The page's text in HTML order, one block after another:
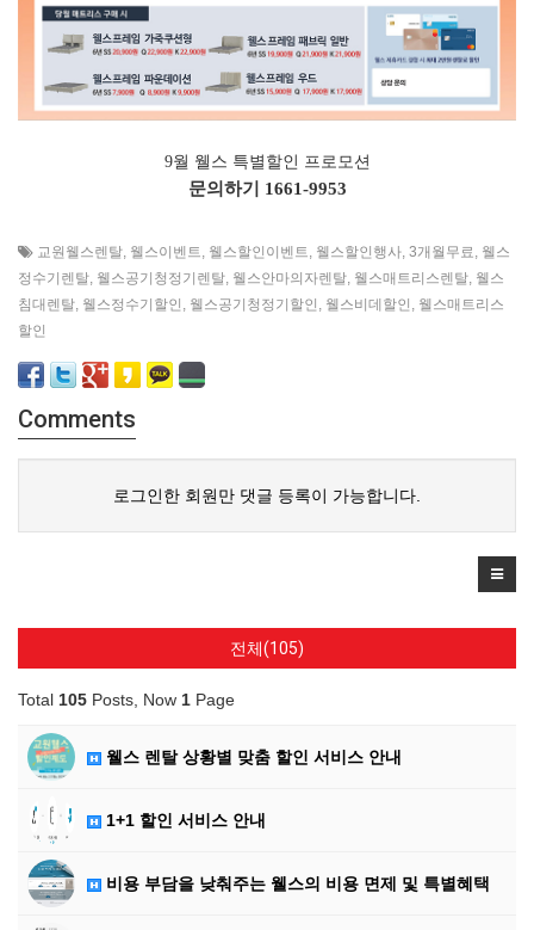
9월 웰스 특별할인 프로모션
문의하기 1661-9953
교원웰스렌탈, 웰스이벤트, 웰스할인이벤트, 웰스할인행사, 3개월무료, 웰스
정수기렌탈, 웰스공기청정기렌탈, 웰스안마의자렌탈, 웰스매트리스렌탈, 웰스
침대렌탈, 웰스정수기할인 , 웰스공기청정기할인 , 웰스비데할인 , 웰스매트리스
할인
Comments
로그인한 회원만 댓글 등록이 가능합니다.
전체(105)
Total 105 Posts, Now 1 Page
웰스 렌탈 상황별 맞춤 할인 서비스 안내
1+1 할인 서비스 안내
비용 부담을 낮춰주는 웰스의 비용 면제 및 특별혜택